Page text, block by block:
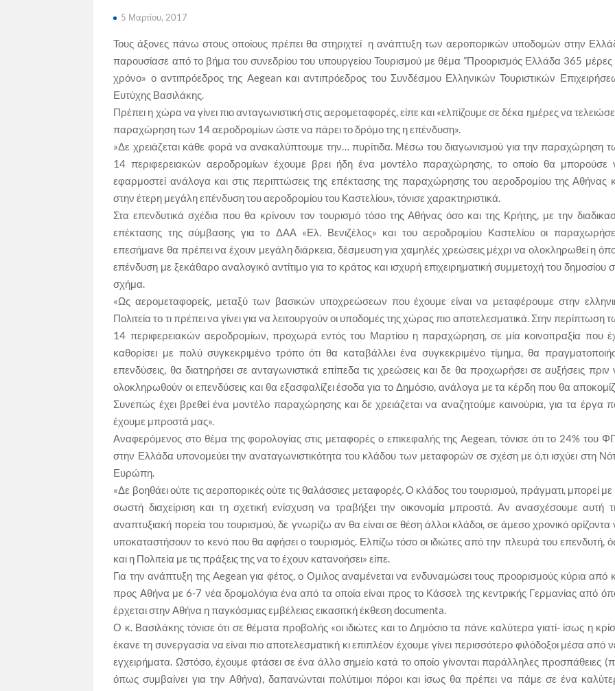
5 Μαρτίου, 2017
Τους άξονες πάνω στους οποίους πρέπει θα στηριχτεί η ανάπτυξη των αεροπορικών υποδομών στην
παρουσίασε από το βήμα του συνεδρίου του υπουργείου Τουρισμού με θέμα ”Προορισμός Ελλάδα 365 μέρες
χρόνο» ο αντιπρόεδρος της Aegean και αντιπρόεδρος του Συνδέσμου Ελληνικών Τουριστικών
Ευτύχης Βασιλάκης.
Πρέπει η χώρα να γίνει πιο ανταγωνιστική στις αερομεταφορές, είπε και «ελπίζουμε σε δέκα ημέρες να
παραχώρηση των 14 αεροδρομίων ώστε να πάρει το δρόμο της η επένδυση».
»Δε χρειάζεται κάθε φορά να ανακαλύπτουμε την… πυρίτιδα. Μέσω του διαγωνισμού για την παραχώρηση
14 περιφερειακών αεροδρομίων έχουμε βρει ήδη ένα μοντέλο παραχώρησης, το οποίο θα μπορούσε
εφαρμοστεί ανάλογα και στις περιπτώσεις της επέκτασης της παραχώρησης του αεροδρομίου της Αθήνας
στην έτερη μεγάλη επένδυση του αεροδρομίου του Καστελίου», τόνισε χαρακτηριστικά.
Στα επενδυτικά σχέδια που θα κρίνουν τον τουρισμό τόσο της Αθήνας όσο και της Κρήτης, με την
επέκτασης της σύμβασης για το ΔΑΑ «Ελ. Βενιζέλος» και του αεροδρομίου Καστελίου οι
επεσήμανε θα πρέπει να έχουν μεγάλη διάρκεια, δέσμευση για χαμηλές χρεώσεις μέχρι να ολοκληρωθεί η
επένδυση με ξεκάθαρο αναλογικό αντίτιμο για το κράτος και ισχυρή επιχειρηματική συμμετοχή του δημοσίου
σχήμα.
«Ως αερομεταφορείς, μεταξύ των βασικών υποχρεώσεων που έχουμε είναι να μεταφέρουμε στην
Πολιτεία το τι πρέπει να γίνει για να λειτουργούν οι υποδομές της χώρας πιο αποτελεσματικά. Στην περίπτωση
14 περιφερειακών αεροδρομίων, προχωρά εντός του Μαρτίου η παραχώρηση, σε μία κοινοπραξία που
καθορίσει με πολύ συγκεκριμένο τρόπο ότι θα καταβάλλει ένα συγκεκριμένο τίμημα, θα
επενδύσεις, θα διατηρήσει σε ανταγωνιστικά επίπεδα τις χρεώσεις και δε θα προχωρήσει σε αυξήσεις πριν
ολοκληρωθούν οι επενδύσεις και θα εξασφαλίζει έσοδα για το Δημόσιο, ανάλογα με τα κέρδη που θα
Συνεπώς έχει βρεθεί ένα μοντέλο παραχώρησης και δε χρειάζεται να αναζητούμε καινούρια, για τα έργα
έχουμε μπροστά μας».
Αναφερόμενος στο θέμα της φορολογίας στις μεταφορές ο επικεφαλής της Aegean, τόνισε ότι το 24% του
στην Ελλάδα υπονομεύει την αναταγωνιστικότητα του κλάδου των μεταφορών σε σχέση με ό,τι ισχύει στη
Ευρώπη.
«Δε βοηθάει ούτε τις αεροπορικές ούτε τις θαλάσσιες μεταφορές. Ο κλάδος του τουρισμού, πράγματι, μπορεί με
σωστή διαχείριση και τη σχετική ενίσχυση να τραβήξει την οικονομία μπροστά. Αν ανασχέσουμε αυτή
αναπτυξιακή πορεία του τουρισμού, δε γνωρίζω αν θα είναι σε θέση άλλοι κλάδοι, σε άμεσο χρονικό ορίζοντα
υποκαταστήσουν το κενό που θα αφήσει ο τουρισμός. Ελπίζω τόσο οι ιδιώτες από την πλευρά του επενδυτή,
και η Πολιτεία με τις πράξεις της να το έχουν κατανοήσει» είπε.
Για την ανάπτυξη της Aegean για φέτος, ο Ομιλος αναμένεται να ενδυναμώσει τους προορισμούς κύρια από
προς Αθήνα με 6-7 νέα δρομολόγια ένα από τα οποία είναι προς το Κάσσελ της κεντρικής Γερμανίας από
έρχεται στην Αθήνα η παγκόσμιας εμβέλειας εικασιτκή έκθεση documenta.
Ο κ. Βασιλάκης τόνισε ότι σε θέματα προβολής «οι ιδιώτες και το Δημόσιο τα πάνε καλύτερα γιατί- ίσως η
έκανε τη συνεργασία να είναι πιο αποτελεσματική κι επιπλέον έχουμε γίνει περισσότερο φιλόδοξοι μέσα από
εγχειρήματα. Ωστόσο, έχουμε φτάσει σε ένα άλλο σημείο κατά το οποίο γίνονται παράλληλες προσπάθειες
όπως συμβαίνει για την Αθήνα), δαπανώνται πολύτιμοι πόροι και ίσως θα πρέπει να πάμε σε ένα